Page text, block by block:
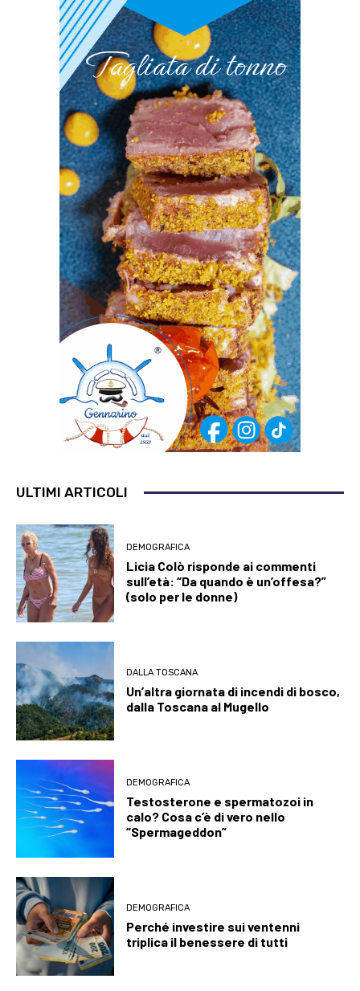
ULTIMI ARTICOLI
DEMOGRAFICA
Licia Colò risponde ai commenti
sull’età: “Da quando è un’offesa?”
(solo per le donne)
DALLA TOSCANA
Un’altra giornata di incendi di bosco,
dalla Toscana al Mugello
DEMOGRAFICA
Testosterone e spermatozoi in
calo? Cosa c’è di vero nello
“Spermageddon”
DEMOGRAFICA
Perché investire sui ventenni
triplica il benessere di tutti